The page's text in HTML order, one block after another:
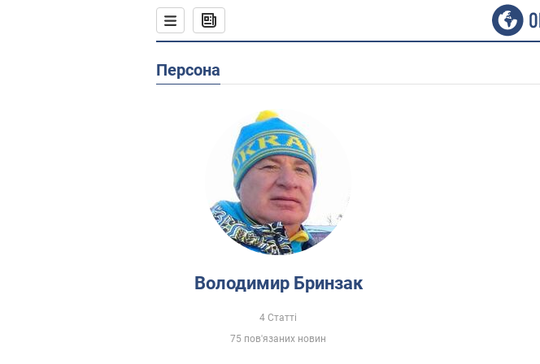
Персона
Володимир Бринзак
4 Статті
75 пов'язаних новин